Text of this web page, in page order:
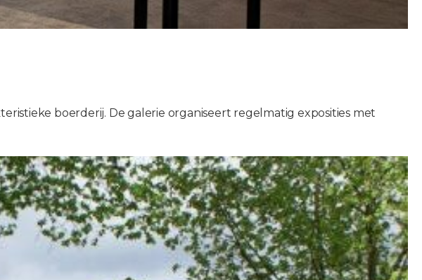
boerderij. De galerie organiseert regelmatig exposities met